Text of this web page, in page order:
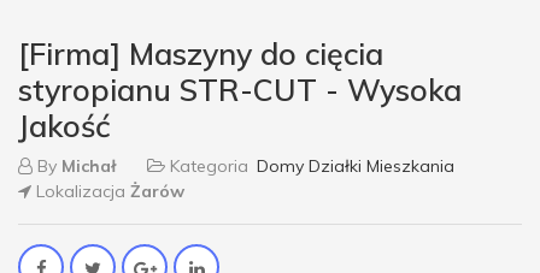
[Firma] Maszyny do cięcia
styropianu STR-CUT - Wysoka
Jakość
By Michał Kategoria Domy Działki Mieszkania
Lokalizacja Żarów